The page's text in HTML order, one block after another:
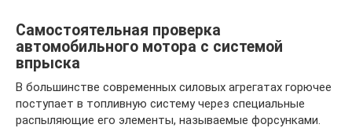
Самостоятельная проверка
автомобильного мотора с системой
впрыска
В большинстве современных силовых агрегатах горючее
поступает в топливную систему через специальные
распыляющие его элементы, называемые форсунками.